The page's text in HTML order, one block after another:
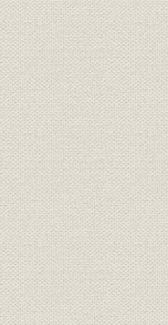
・エレクトロニクス製品